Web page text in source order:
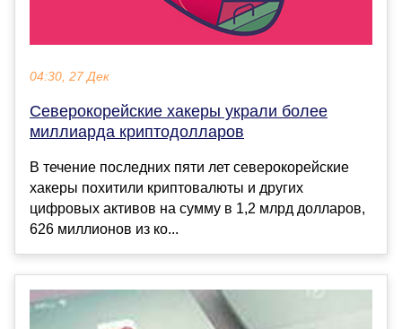
04:30, 27 Дек
Северокорейские хакеры украли более
миллиарда криптодолларов
В течение последних пяти лет северокорейские
хакеры похитили криптовалюты и других
цифровых активов на сумму в 1,2 млрд долларов,
626 миллионов из ко...